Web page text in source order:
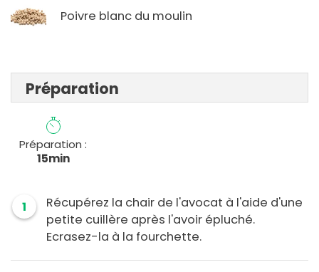
Poivre blanc du moulin
Préparation
Préparation :
15min
1
Récupérez la chair de l'avocat à l'aide d'une
petite cuillère après l'avoir épluché.
Ecrasez-la à la fourchette.